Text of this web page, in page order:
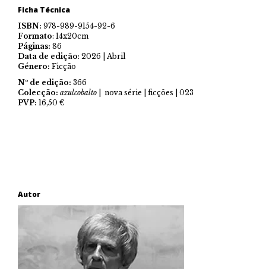
Ficha Técnica
ISBN: 978-989-9154-92-6
Formato: 14x20cm
Páginas: 86
Data de edição: 2026 | Abril
Género: Ficção
Nº de edição: 366
Colecção: azulcobalto
| nova série | ficções | 023
PVP: 16,50 €
Autor